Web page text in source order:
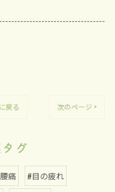
戻る 次のページ >
グ
痛 #目の疲れ